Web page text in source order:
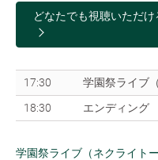
どなたでも視聴いただ
17:30
学園祭ライブ
18:30
エンディング
学園祭ライブ（ネクライト